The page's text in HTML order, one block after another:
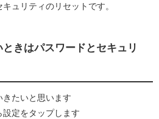
ュリティのリセットです。
きはパスワードとセキュリ
きたいと思います
定をタップします